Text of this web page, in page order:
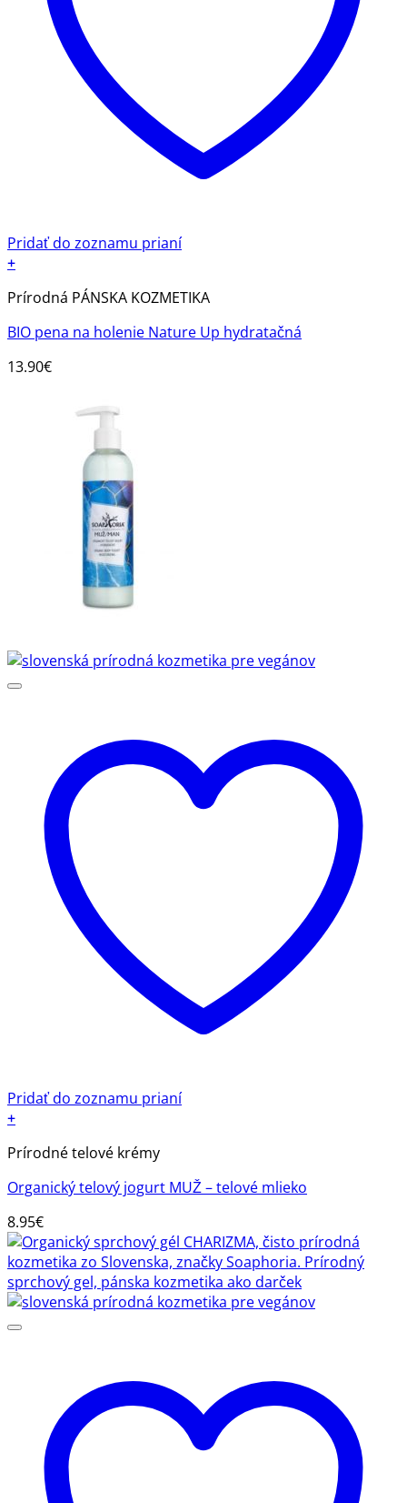
Pridať do zoznamu prianí
+
Prírodná PÁNSKA KOZMETIKA
BIO pena na holenie Nature Up hydratačná
13.90€
Pridať do zoznamu prianí
+
Prírodné telové krémy
Organický telový jogurt MUŽ – telové mlieko
8.95€